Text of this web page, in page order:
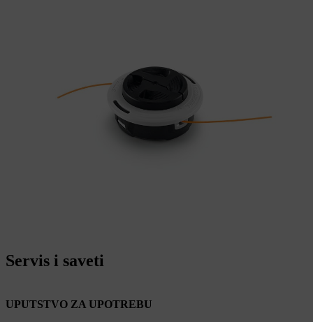
Servis i saveti
UPUTSTVO ZA UPOTREBU